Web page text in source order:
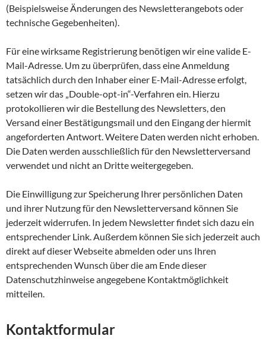
(Beispielsweise Änderungen des Newsletterangebots oder
technische Gegebenheiten).
Für eine wirksame Registrierung benötigen wir eine valide E-
Mail-Adresse. Um zu überprüfen, dass eine Anmeldung
tatsächlich durch den Inhaber einer E-Mail-Adresse erfolgt,
setzen wir das „Double-opt-in“-Verfahren ein. Hierzu
protokollieren wir die Bestellung des Newsletters, den
Versand einer Bestätigungsmail und den Eingang der hiermit
angeforderten Antwort. Weitere Daten werden nicht erhoben.
Die Daten werden ausschließlich für den Newsletterversand
verwendet und nicht an Dritte weitergegeben.
Die Einwilligung zur Speicherung Ihrer persönlichen Daten
und ihrer Nutzung für den Newsletterversand können Sie
jederzeit widerrufen. In jedem Newsletter findet sich dazu ein
entsprechender Link. Außerdem können Sie sich jederzeit auch
direkt auf dieser Webseite abmelden oder uns Ihren
entsprechenden Wunsch über die am Ende dieser
Datenschutzhinweise angegebene Kontaktmöglichkeit
mitteilen.
Kontaktformular